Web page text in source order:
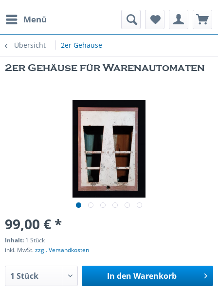
Menü
Übersicht 2er Gehäuse
Spielautomaten
2er Gehäuse für Warenautomaten
99,00 € *
Inhalt: 1 Stück
inkl. MwSt.zzgl. Versandkosten
In den Warenkorb